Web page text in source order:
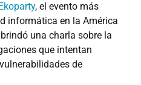
, el evento más
informática en la América
una charla sobre la
que intentan
de